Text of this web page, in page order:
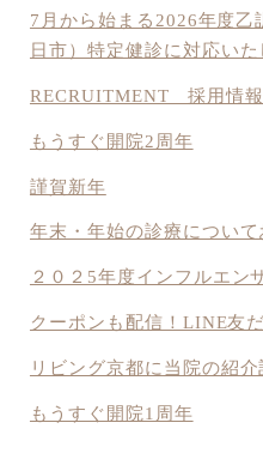
7月から始まる2026年度乙
日市）特定健診に対応いた
RECRUITMENT 採用情報
もうすぐ開院2周年
謹賀新年
年末・年始の診療について
２０２5年度インフルエン
クーポンも配信！LINE友
リビング京都に当院の紹
もうすぐ開院1周年